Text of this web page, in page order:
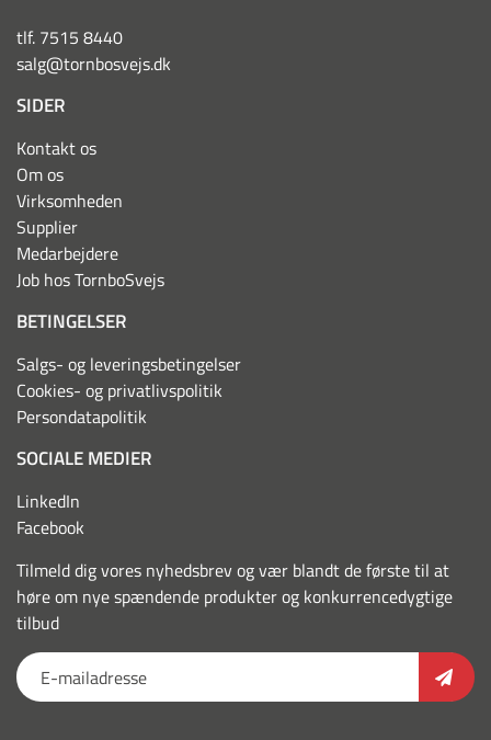
tlf. 7515 8440
salg@tornbosvejs.dk
SIDER
Kontakt os
Om os
Virksomheden
Supplier
Medarbejdere
Job hos TornboSvejs
BETINGELSER
Salgs- og leveringsbetingelser
Cookies- og privatlivspolitik
Persondatapolitik
SOCIALE MEDIER
LinkedIn
Facebook
Tilmeld dig vores nyhedsbrev og vær blandt de første til at
høre om nye spændende produkter og konkurrencedygtige
tilbud